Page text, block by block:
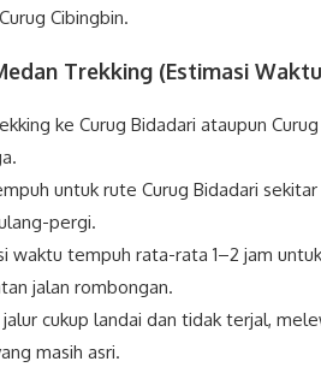
Cibingbin.
Trekking (Estimasi
ke Curug Bidadari ataupun
untuk rute Curug Bidadari
pergi.
waktu tempuh rata-rata 1–2 jam
jalan rombongan.
cukup landai dan tidak terjal,
masih asri.